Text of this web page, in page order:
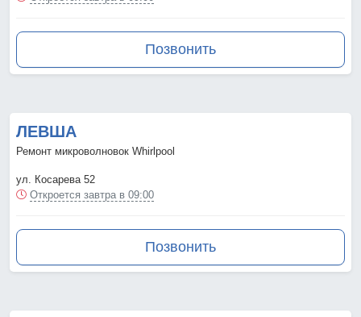
Позвонить
ЛЕВША
Ремонт микроволновок Whirlpool
ул. Косарева 52
Откроется завтра в 09:00
Позвонить